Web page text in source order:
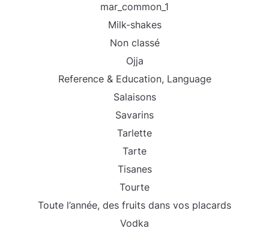
mar_common_1
Milk-shakes
Non classé
Ojja
Reference & Education, Language
Salaisons
Savarins
Tarlette
Tarte
Tisanes
Tourte
Toute l’année, des fruits dans vos placards
Vodka